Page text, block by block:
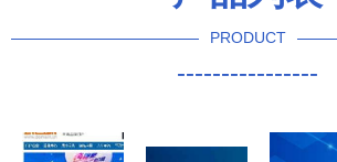
PRODUCT
----------------